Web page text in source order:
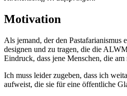
Motivation
Als jemand, der den
designen und zu tragen, die die
Eindruck, dass jene Menschen, die
Ich muss leider zugeben, dass ich
aufweist, die sie für eine öffentliche